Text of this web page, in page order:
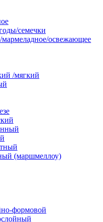
семечки
мармеладное/освежающее
/мягкий
(маршмеллоу)
формовой